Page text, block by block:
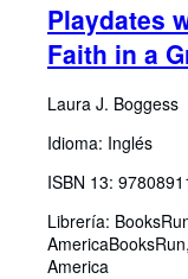
Playdates
Faith in a
Laura J. Boggess
Idioma: Inglés
ISBN 13:
Librería:
AmericaBooksRun,
America